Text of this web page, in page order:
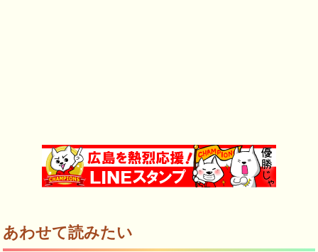
あわせて読みたい